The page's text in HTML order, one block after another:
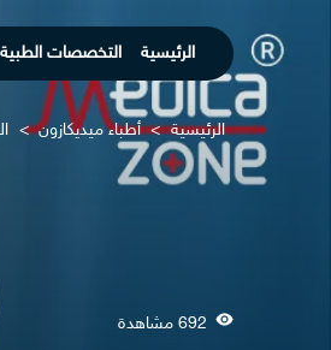
الرئيسية التخصصات الطبية
الرئيسية > أطباء ميديكازون >
692 مشاهدة